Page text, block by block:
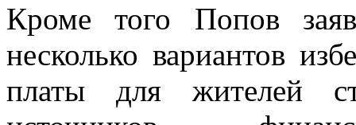
Кроме того Попов
несколько вариантов
платы для жителей